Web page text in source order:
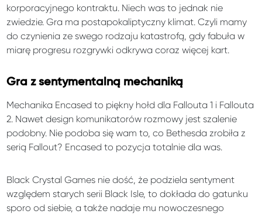
korporacyjnego kontraktu. Niech was to jednak nie
zwiedzie. Gra ma postapokaliptyczny klimat. Czyli mamy
do czynienia ze swego rodzaju katastrofą, gdy fabuła w
miarę progresu rozgrywki odkrywa coraz więcej kart.
Gra z sentymentalną mechaniką
Mechanika Encased to piękny hołd dla Fallouta 1 i Fallouta
2. Nawet design komunikatorów rozmowy jest szalenie
podobny. Nie podoba się wam to, co Bethesda zrobiła z
serią Fallout? Encased to pozycja totalnie dla was.
Black Crystal Games nie dość, że podziela sentyment
względem starych serii Black Isle, to dokłada do gatunku
sporo od siebie, a także nadaje mu nowoczesnego